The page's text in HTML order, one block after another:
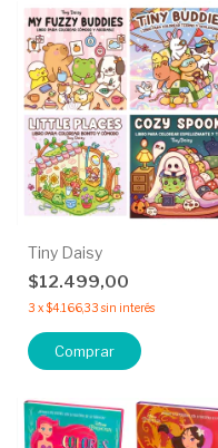
Tiny Daisy
$12.499,00
3 x$4.166,33 sin interés
Comprar